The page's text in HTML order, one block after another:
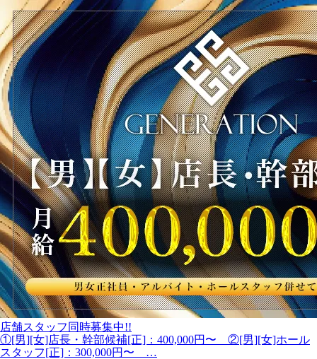
店舗スタッフ同時募集中!!
①[男][女]店長・幹部候補[正]：400,000円〜 ②[男][女]ホール
スタッフ[正]：300,000円〜 …